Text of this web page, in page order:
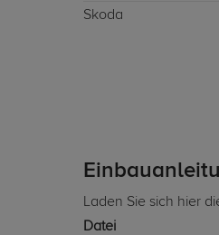
Skoda
Laden Sie sich hier
Datei